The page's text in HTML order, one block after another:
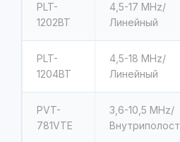
PLT-
1202BT
4,5-17 MHz/
Линейный
PLT-
1204BT
4,5-18 MHz/
Линейный
PVT-
781VTE
3,6-10,5 MHz/